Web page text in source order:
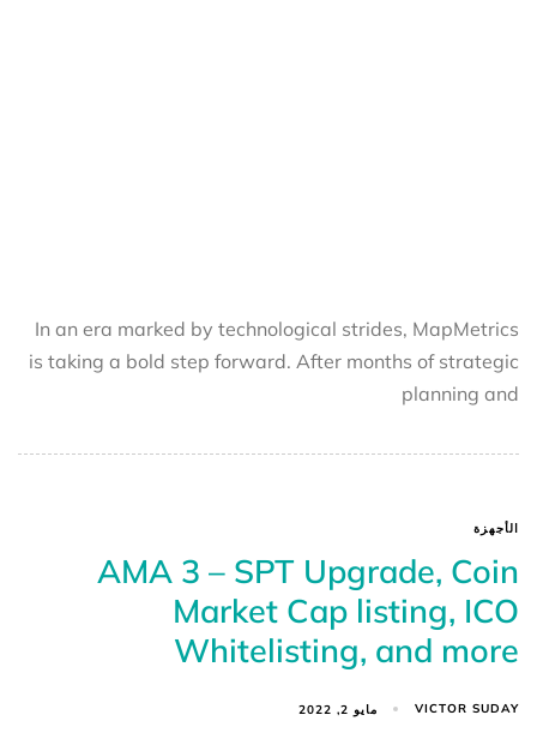
In an era marked by technological strides, MapMetrics
is taking a bold step forward. After months of strategic
planning and
الأجهزة
AMA 3 – SPT Upgrade, Coin
Market Cap listing, ICO
Whitelisting, and more
VICTOR SUDAY مايو 2, 2022